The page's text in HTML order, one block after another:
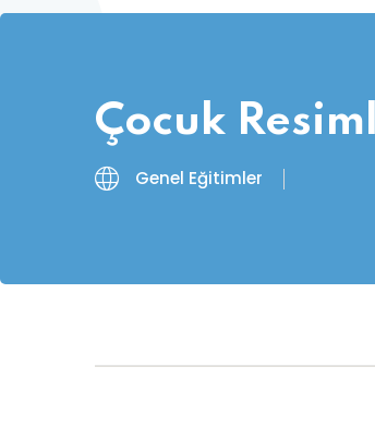
Çocuk
Genel Eğitimler